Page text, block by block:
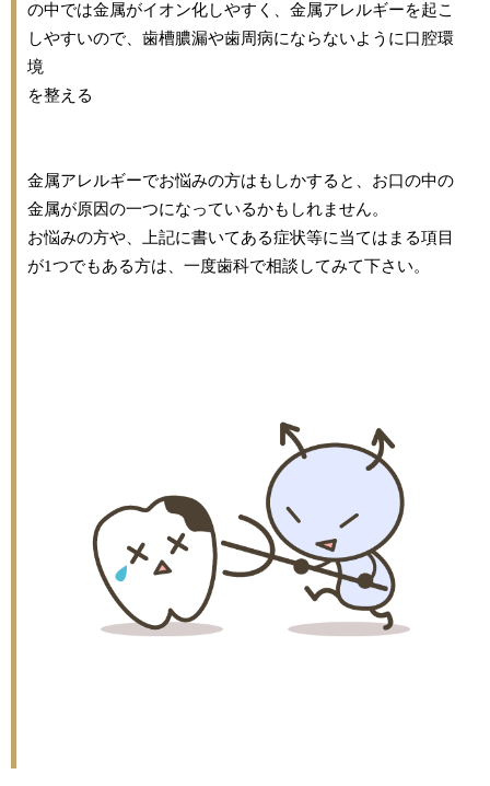
の中では金属がイオン化しやすく、金属アレルギーを起こ
しやすいので、歯槽膿漏や歯周病にならないように口腔環
境
を整える
金属アレルギーでお悩みの方はもしかすると、お口の中の
金属が原因の一つになっているかもしれません。
お悩みの方や、上記に書いてある症状等に当てはまる項目
が1つでもある方は、一度歯科で相談してみて下さい。